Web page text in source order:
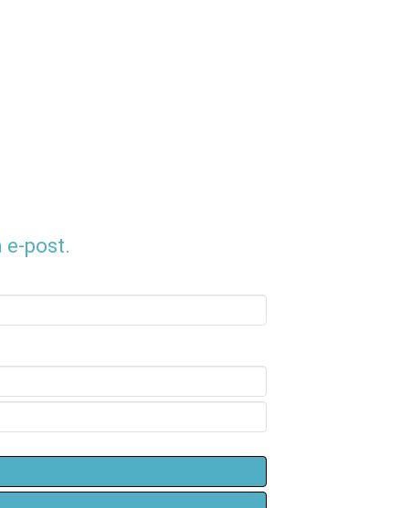
e-post.